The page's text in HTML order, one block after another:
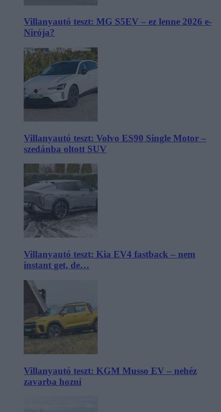
Villanyautó teszt: MG S5EV – ez lenne 2026 e-
Nirója?
Villanyautó teszt: Volvo ES90 Single Motor –
szedánba oltott SUV
Villanyautó teszt: Kia EV4 fastback – nem
instant get, de…
Villanyautó teszt: KGM Musso EV – nehéz
zavarba hozni